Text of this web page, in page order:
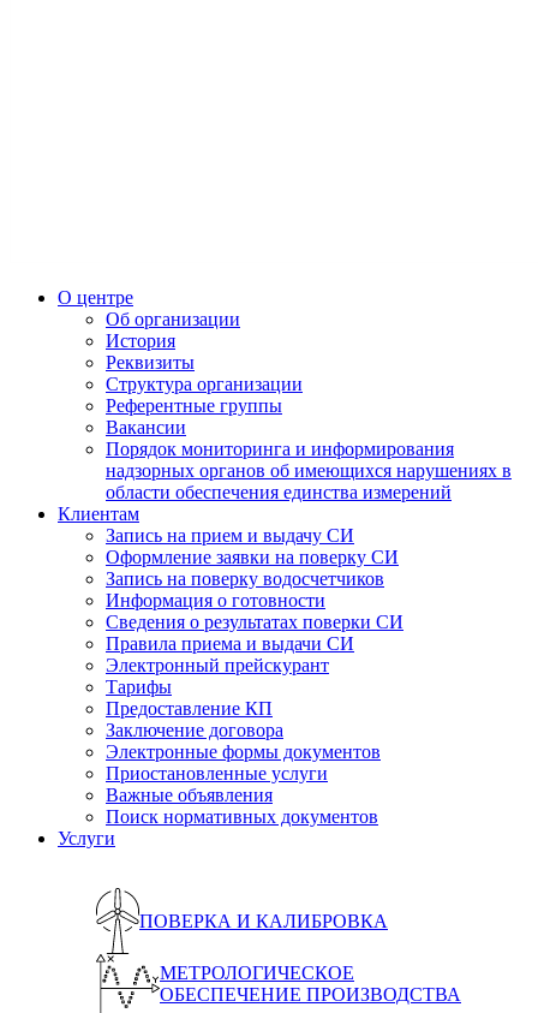
О центре
Об организации
История
Реквизиты
Структура организации
Референтные группы
Вакансии
Порядок мониторинга и информирования
надзорных органов об имеющихся нарушениях в
области обеспечения единства измерений
Клиентам
Запись на прием и выдачу СИ
Оформление заявки на поверку СИ
Запись на поверку водосчетчиков
Информация о готовности
Сведения о результатах поверки СИ
Правила приема и выдачи СИ
Электронный прейскурант
Тарифы
Предоставление КП
Заключение договора
Электронные формы документов
Приостановленные услуги
Важные объявления
Поиск нормативных документов
Услуги
ПОВЕРКА И КАЛИБРОВКА
МЕТРОЛОГИЧЕСКОЕ
ОБЕСПЕЧЕНИЕ ПРОИЗВОДСТВА